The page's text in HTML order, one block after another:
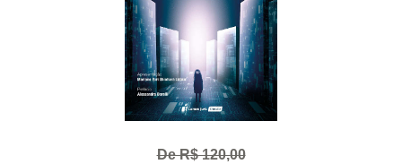
De R$ 120,00